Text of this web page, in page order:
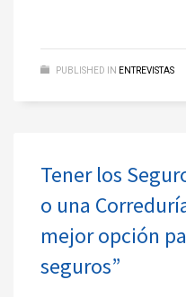
PUBLISHED IN ENTREVISTAS
Tener los
o una
mejor opción
seguros”